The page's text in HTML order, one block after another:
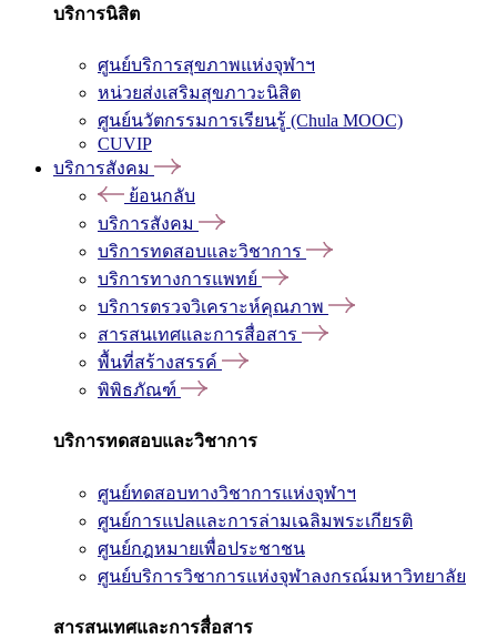
บริการนิสิต
ศูนย์บริการสุขภาพแห่งจุฬาฯ
หน่วยส่งเสริมสุขภาวะนิสิต
ศูนย์นวัตกรรมการเรียนรู้ (Chula MOOC)
CUVIP
บริการสังคม
ย้อนกลับ
บริการสังคม
บริการทดสอบและวิชาการ
บริการทางการแพทย์
บริการตรวจวิเคราะห์คุณภาพ
สารสนเทศและการสื่อสาร
พื้นที่สร้างสรรค์
พิพิธภัณฑ์
บริการทดสอบและวิชาการ
ศูนย์ทดสอบทางวิชาการแห่งจุฬาฯ
ศูนย์การแปลและการล่ามเฉลิมพระเกียรติ
ศูนย์กฎหมายเพื่อประชาชน
ศูนย์บริการวิชาการแห่งจุฬาลงกรณ์มหาวิทยาลัย
สารสนเทศและการสื่อสาร